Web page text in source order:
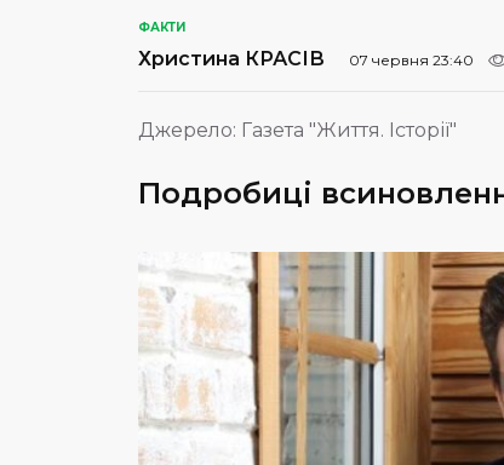
ФАКТИ
Христина КРАСІВ 07 червня 23:40
Джерело: Газета "Життя. Історії"
Подробиці